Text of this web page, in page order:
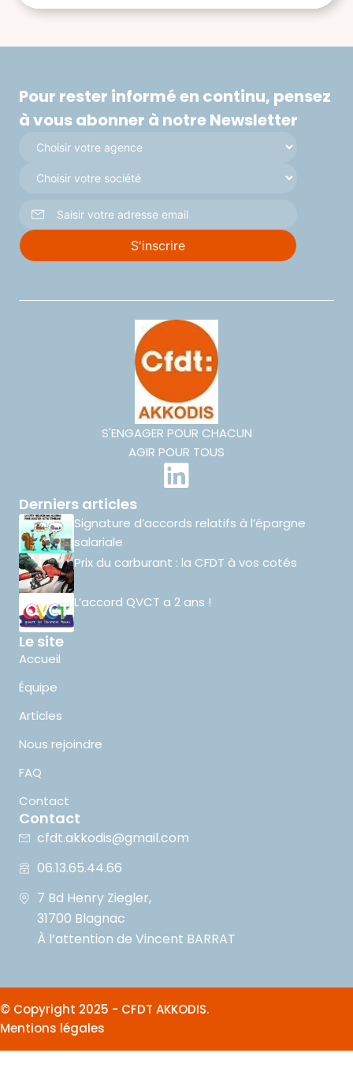
pour l’inclusion Amélioration de la Qualité […]
Pour rester informé en continu, pensez
à vous abonner à notre Newsletter
S'ENGAGER POUR CHACUN
AGIR POUR TOUS
Derniers articles
Signature d’accords relatifs à l’épargne
salariale
Prix du carburant : la CFDT à vos cotés
L’accord QVCT a 2 ans !
Le site
Accueil
Équipe
Articles
Nous rejoindre
FAQ
Contact
Contact
cfdt.akkodis@gmail.com
06.13.65.44.66
7 Bd Henry Ziegler,
31700 Blagnac
À l’attention de Vincent BARRAT
© Copyright 2025 - CFDT AKKODIS.
Mentions légales